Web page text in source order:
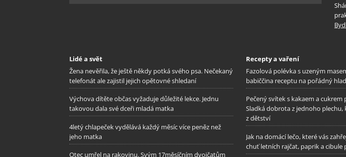
Lidé a svět
Žena nevěřila, že ještě někdy potká svého psa. Nečekaný
telefonát ale zajistil jejich opětovné shledaní
Výchova dítěte občas vyžaduje důležité lekce. Jednu
takovou dala své dceři mladá matka
4letý chlapeček vydělává každý měsíc více peněz než
jeho matka
Otec umřel na rakovinu. Svým 17měsíčním dvojčatům
Recepty a vaření
Fazolová polévka s uzeným
babiččina receptu na pořádný hlad
Pečený svítek s kakaem a
Sladká dobrota z jednoho
z dětství
Jak na domácí lečo, které vás
chuť letních rajčat, paprik a cibule